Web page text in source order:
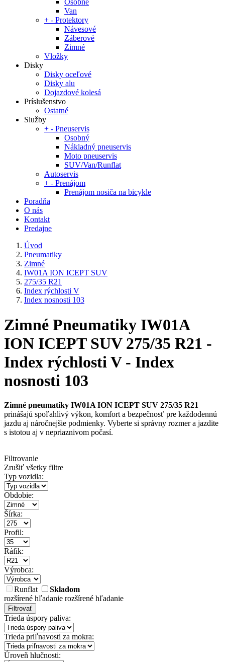
Osobné
Van
+ - Protektory
Návesové
Záberové
Zimné
Vložky
Disky
Disky oceľové
Disky alu
Dojazdové kolesá
Príslušenstvo
Ostatné
Služby
+ - Pneuservis
Osobný
Nákladný pneuservis
Moto pneuservis
SUV/Van/Runflat
Autoservis
+ - Prenájom
Prenájom nosiča na bicykle
Poradňa
O nás
Kontakt
Predajne
Úvod
Pneumatiky
Zimné
IW01A ION ICEPT SUV
275/35 R21
Index rýchlosti V
Index nosnosti 103
Zimné Pneumatiky IW01A
ION ICEPT SUV 275/35 R21 -
Index rýchlosti V - Index
nosnosti 103
Zimné pneumatiky IW01A ION ICEPT SUV 275/35 R21
prinášajú spoľahlivý výkon, komfort a bezpečnosť pre každodennú
jazdu aj náročnejšie podmienky. Vyberte si správny rozmer a jazdite
s istotou aj v nepriaznivom počasí.
Filtrovanie
Zrušiť všetky filtre
Typ vozidla:
Obdobie:
Šírka:
Profil:
Ráfik:
Výrobca:
Runflat
Skladom
rozšírené hľadanie rozšírené hľadanie
Filtrovať
Trieda úspory paliva:
Trieda priľnavosti za mokra:
Úroveň hlučnosti: